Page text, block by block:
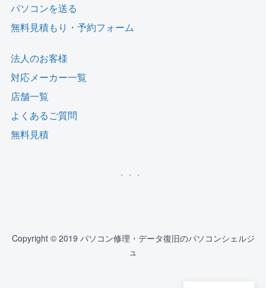
パソコンを送る
無料見積もり・予約フォーム
法人のお客様
対応メーカー一覧
店舗一覧
よくあるご質問
無料見積
Copyright © 2019 パソコン修理・データ復旧のパソコンシェルジ
ュ